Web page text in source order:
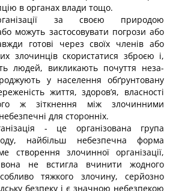
в органах влади тощо.
за своєю природою
можуть застосовува­ти погрози або
готові через своїх членів або
злочинців скористатися зброєю і,
людей, викликають почуття неза­
у населення обґрунтовану
життя, здоров’я, власності
ж зіткнення між злочинними
для сторонніх.
- це організована група
найбільш небез­печна форма
створення злочинної організації,
не встигла вчинити жодного
тяжкого злочину, серйозно
безпеку і є значною небезпекою